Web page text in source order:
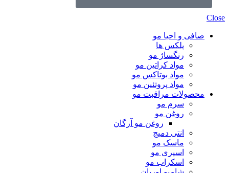
Close
صافی و احیا مو
پلکس ها
رنگساژ مو
مواد کراتین مو
مواد بوتاکس مو
مواد پروتئین مو
محصولات مراقبت مو
سرم مو
روغن مو
روغن مو آرگان
انتی دمیج
ماسک مو
اسپری مو
اسکراب مو